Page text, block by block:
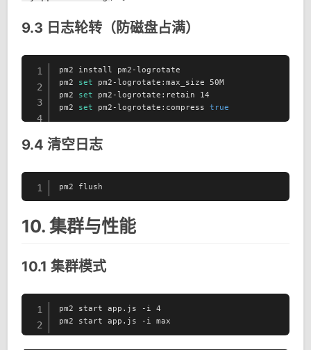
9.3 日志轮转（防磁盘占满）
1
2
3
4
pm2 install pm2-logrotate
pm2 set pm2-logrotate:max_size 50M
pm2 set pm2-logrotate:retain 14
pm2 set pm2-logrotate:compress true
9.4 清空日志
1 pm2 flush
10. 集群与性能
10.1 集群模式
1
2
pm2 start app.js -i 4
pm2 start app.js -i max